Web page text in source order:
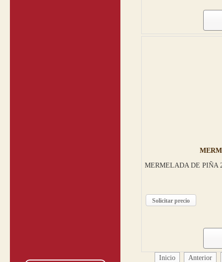
MERMELADA DE PIÑA
Solicitar precio
Inicio Anterior